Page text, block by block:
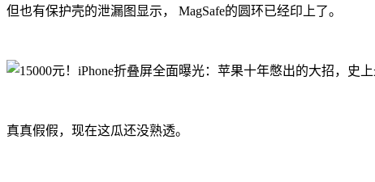
但也有保护壳的泄漏图显示， MagSafe的圆环已经印上了。
真真假假，现在这瓜还没熟透。